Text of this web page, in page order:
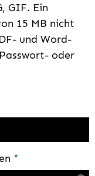
GIF. Ein
15 MB nicht
und Word-
oder
*